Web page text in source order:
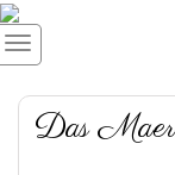
Das